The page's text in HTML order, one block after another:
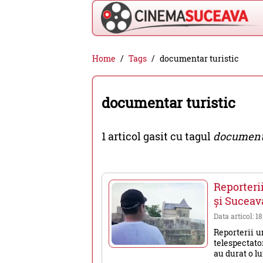
Cinema
Suceava
-
filme
cinema,
evenimente
din
Suceava
Home Tags documentar turistic
documentar turistic
1 articol gasit cu tagul
și
Data articol:
Reporterii
au durat o